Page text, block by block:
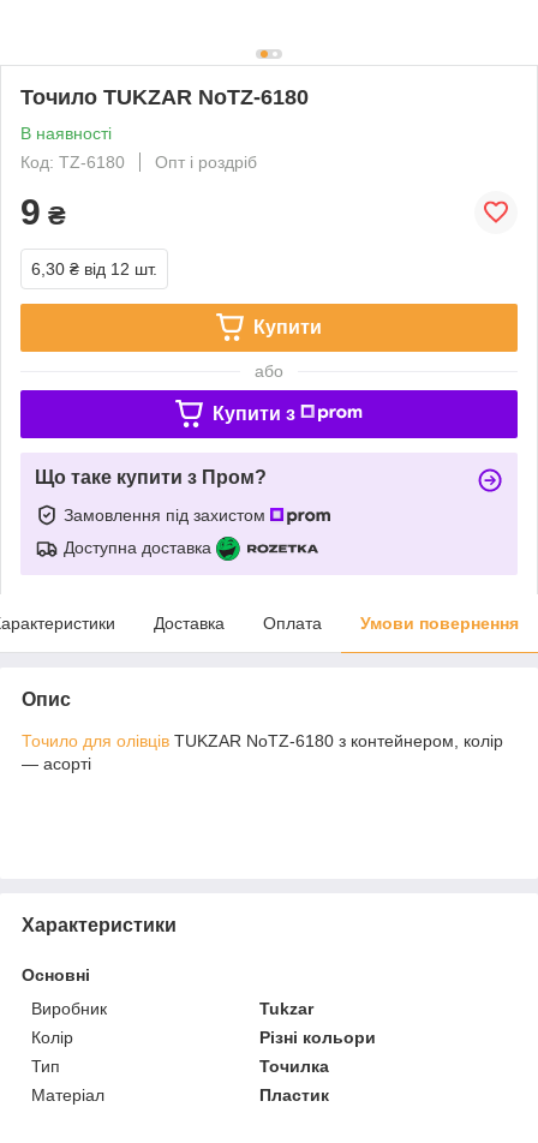
Точило TUKZAR NoTZ-6180
В наявності
Код: TZ-6180
Опт і роздріб
9 ₴
6,30 ₴ від 12 шт.
Купити
або
Купити з
Що таке купити з Пром?
Замовлення під захистом
Доступна доставка
Доставка Оплата Умови повернення
Опис
Точило для олівців TUKZAR NoTZ-6180 з контейнером, колір
— асорті
Характеристики
Основні
Виробник
Tukzar
Колір
Різні кольори
Тип
Точилка
Матеріал
Пластик